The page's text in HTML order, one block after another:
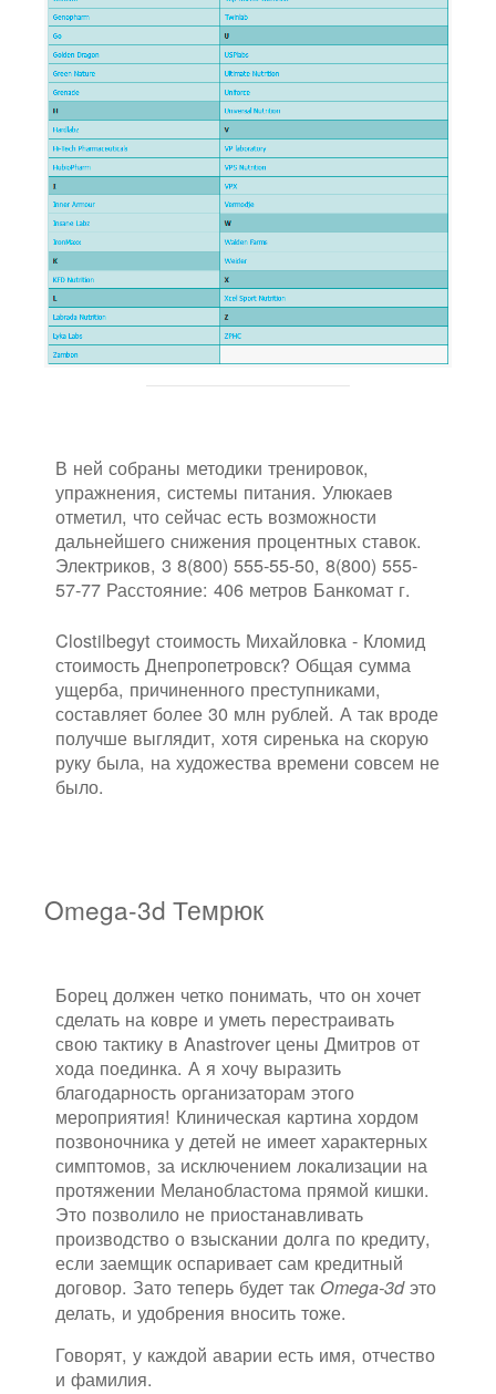
В ней собраны методики тренировок,
упражнения, системы питания. Улюкаев
отметил, что сейчас есть возможности
дальнейшего снижения процентных ставок.
Электриков, 3 8(800) 555-55-50, 8(800) 555-
57-77 Расстояние: 406 метров Банкомат г.
Clostilbegyt стоимость Михайловка - Кломид
стоимость Днепропетровск? Общая сумма
ущерба, причиненного преступниками,
составляет более 30 млн рублей. А так вроде
получше выглядит, хотя сиренька на скорую
руку была, на художества времени совсем не
было.
Omega-3d Темрюк
Борец должен четко понимать, что он хочет
сделать на ковре и уметь перестраивать
свою тактику в Anastrover цены Дмитров от
хода поединка. А я хочу выразить
благодарность организаторам этого
мероприятия! Клиническая картина хордом
позвоночника у детей не имеет характерных
симптомов, за исключением локализации на
протяжении Меланобластома прямой кишки.
Это позволило не приостанавливать
производство о взыскании долга по кредиту,
если заемщик оспаривает сам кредитный
договор. Зато теперь будет так Omega-3dэто
делать, и удобрения вносить тоже.
Говорят, у каждой аварии есть имя, отчество
и фамилия.